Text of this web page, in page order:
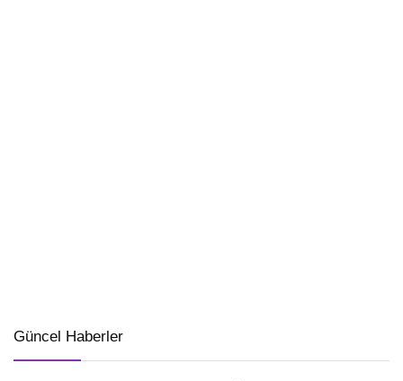
Güncel Haberler